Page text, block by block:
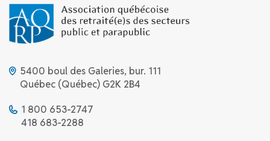
5400 boul des Galeries, bur. 111
Québec (Québec) G2K 2B4
1 800 653-2747
418 683-2288